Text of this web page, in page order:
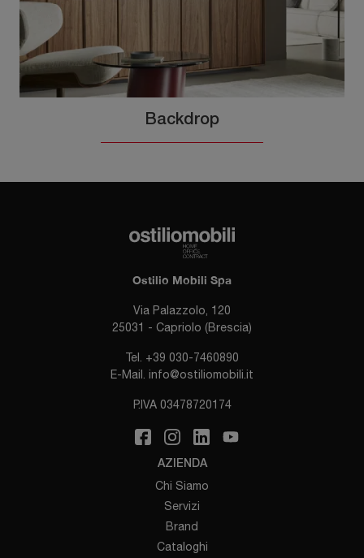
Backdrop
Ostilio Mobili Spa
Via Palazzolo, 120
25031 - Capriolo (Brescia)
Tel. +39 030-7460890
E-Mail. info@ostiliomobili.it
P.IVA 03478720174
AZIENDA
Chi Siamo
Servizi
Brand
Cataloghi